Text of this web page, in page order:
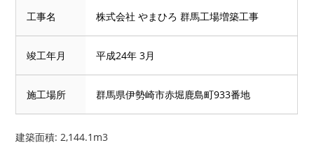
工事名 株式会社 やまひろ 群馬工場増築工事
竣工年月 平成24年 3月
施工場所 群馬県伊勢崎市赤堀鹿島町933番地
建築面積: 2,144.1m3